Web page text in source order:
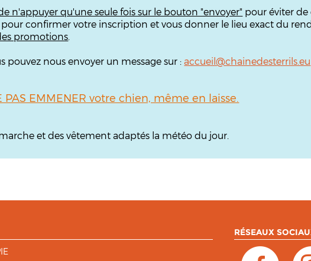
n'appuyer qu'une seule fois sur le bouton "envoyer" pour éviter
confirmer votre inscription et vous donner le lieu exact du
promotions.
pouvez nous envoyer un message sur :accueil@chainedesterrils.eu
PAS EMMENER votre chien, même en laisse.
et des vêtement adaptés la météo du jour.
RÉSEAUX